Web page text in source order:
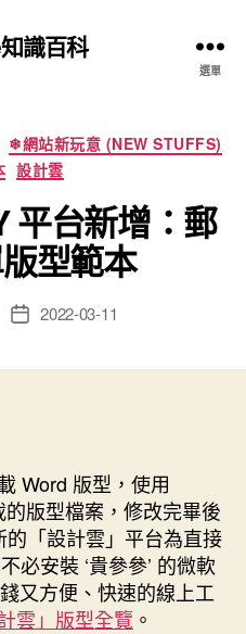
識百科
選單
分
類
❄網站新玩意 (NEW STUFFS)
設計雲
平台新增：郵
型範本
文 2022-03-11
Word 版型，使用
版型檔案，修改完畢後
「設計雲」平台為直接
必安裝 ‘貴參參’ 的微軟
又方便、快速的線上工
計雲」版型全覽 。